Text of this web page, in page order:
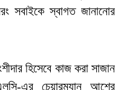
সবাইকে স্বাগত জানানোর
হিসেবে কাজ করা সাজান
এর চেয়ারম্যান আশের